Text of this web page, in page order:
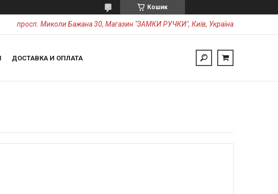
Кошик
просп. Миколи Бажана 30, Магазин "ЗАМКИ РУЧКИ", Київ, Україна
ДОСТАВКА И ОПЛАТА